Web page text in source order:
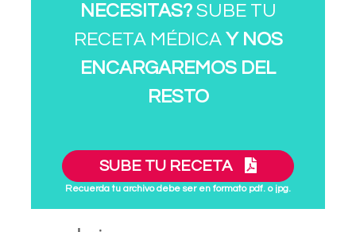
NECESITAS?SUBE TU
RECETA MÉDICA Y NOS
ENCARGAREMOS DEL
RESTO
SUBE TU RECETA
Recuerda tu archivo debe ser en formato pdf. o jpg.